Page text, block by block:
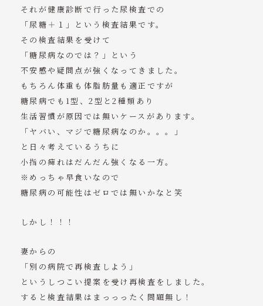
それが健康診断で行った尿検査での
「尿糖＋１」という検査結果です。
その検査結果を受けて
「糖尿病なのでは？」という
不安感や疑問点が強くなってきました。
もちろん体重も体脂肪量も適正ですが
糖尿病でも1型、2型と2種類あり
生活習慣が原因では無いケースがあります。
「ヤバい、マジで糖尿病なのか。。。」
と日々考えているうちに
小指の痺れはだんだん強くなる一方。
※めっちゃ早食いなので
糖尿病の可能性はゼロでは無いかなと笑
しかし！！！
妻からの
「別の病院で再検査しよう」
というしつこい提案を受け再検査をしました。
すると検査結果はまっっったく問題無し！